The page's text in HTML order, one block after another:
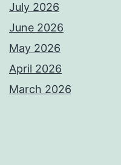
July 2026
June 2026
May 2026
April 2026
March 2026